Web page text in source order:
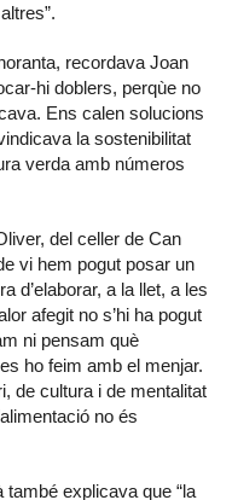
recordava Joan
hi doblers, perqùe no
Ens calen solucions
la sostenibilitat
verda amb números
del celler de Can
vi hem pogut posar un
d’elaborar, a la llet, a les
afegit no s’hi ha pogut
ni pensam què
ho feim amb el menjar.
de cultura i de mentalitat
no és
explicava que “la